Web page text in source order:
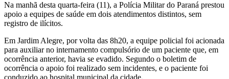
Na manhã desta quarta-feira (11), a Polícia Militardo Paraná prestou
apoio a equipes de saúde em dois atendimentos distintos, sem
registro de ilícitos.
Em Jardim Alegre, porvolta das 8h20, a equipe policial foi acionada
para auxiliarno internamento compulsório de um paciente que, em
ocorrência anterior, havia se evadido. Segundo o boletim de
ocorrência o apoio foi realizado sem incidentes, e o paciente foi
conduzido ao hospital municipal da cidade.